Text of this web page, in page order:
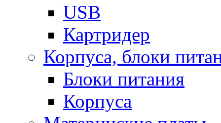
USB
Картридер
Корпуса, блоки
Блоки питания
Корпуса